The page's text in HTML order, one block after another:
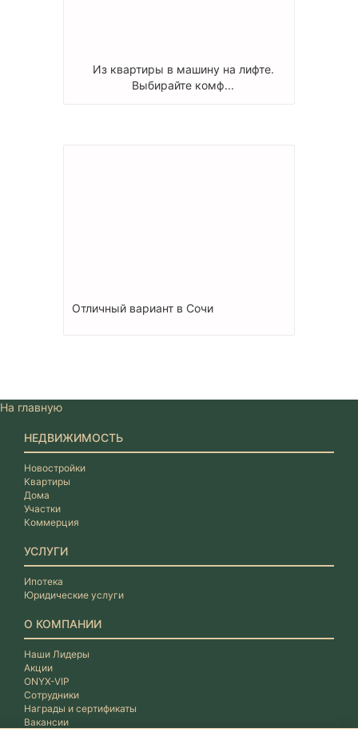
Из квартиры в машину на лифте.
Выбирайте комф...
Отличный вариант в Сочи
На главную
НЕДВИЖИМОСТЬ
Новостройки
Квартиры
Дома
Участки
Коммерция
УСЛУГИ
Ипотека
Юридические услуги
О КОМПАНИИ
Наши Лидеры
Акции
ONYX-VIP
Сотрудники
Награды и сертификаты
Вакансии